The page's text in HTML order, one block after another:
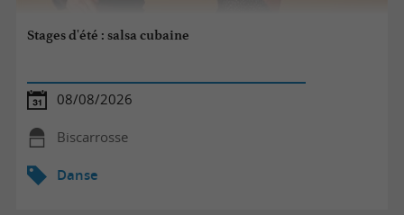
Stages d'été : salsa cubaine
08/08/2026
Biscarrosse
Danse